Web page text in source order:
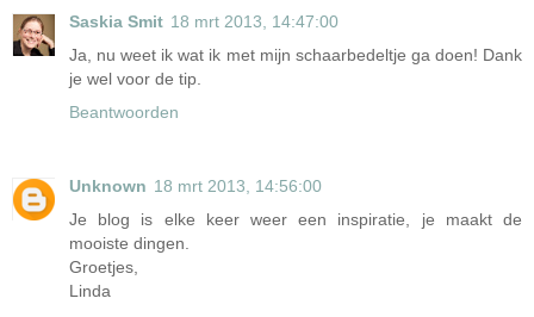
Saskia Smit 18 mrt 2013, 14:47:00
Ja, nu weet ik wat ik met mijn schaarbedeltje ga doen! Dank
je wel voor de tip.
Beantwoorden
Unknown 18 mrt 2013, 14:56:00
Je blog is elke keer weer een inspiratie, je maakt de
mooiste dingen.
Groetjes,
Linda